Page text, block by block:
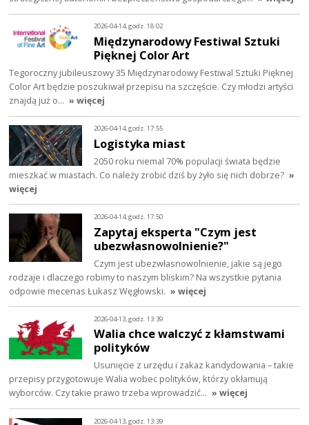
2026-04-14, godz. 18:02
Międzynarodowy Festiwal Sztuki
Pięknej Color Art
Tegoroczny jubileuszowy 35 Międzynarodowy Festiwal Sztuki Pięknej
Color Art będzie poszukiwał przepisu na szczęście. Czy młodzi artyści
znajdą już o… » więcej
2026-04-14, godz. 17:55
Logistyka miast
2050 roku niemal 70% populacji świata będzie
mieszkać w miastach. Co należy zrobić dziś by żyło się nich dobrze? »
więcej
2026-04-14, godz. 17:50
Zapytaj eksperta "Czym jest
ubezwłasnowolnienie?"
Czym jest ubezwłasnowolnienie, jakie są jego
rodzaje i dlaczego robimy to naszym bliskim? Na wszystkie pytania
odpowie mecenas Łukasz Węgłowski. » więcej
2026-04-13, godz. 13:39
Walia chce walczyć z kłamstwami
polityków
Usunięcie z urzędu i zakaz kandydowania – takie
przepisy przygotowuje Walia wobec polityków, którzy okłamują
wyborców. Czy takie prawo trzeba wprowadzić… » więcej
2026-04-13, godz. 13:39